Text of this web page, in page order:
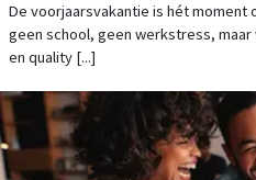
FUN & GAMES!
De voorjaarsvakantie is hét moment
geen school, geen werkstress,
en quality [...]